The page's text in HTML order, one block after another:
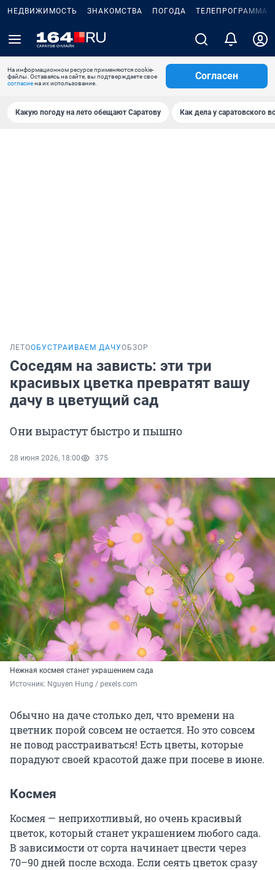
НЕДВИЖИМОСТЬ ЗНАКОМСТВА ПОГОДА ТЕЛЕПРОГРАММА
На информационном ресурсе применяются cookie-
файлы. Оставаясь на сайте, вы подтверждаете свое
согласиена их использование.
Согласен
Какую погоду на лето обещают Саратову Как дела у саратовского
ЛЕТООБУСТРАИВАЕМ ДАЧУОБЗОР
Соседям на зависть: эти три
красивых цветка превратят вашу
дачу в цветущий сад
Они вырастут быстро и пышно
28 июня 2026, 18:00 375
Нежная космея станет украшением сада
Источник: Nguyen Hung / pexels.com
Обычно на даче столько дел, что времени на
цветник порой совсем не остается. Но это совсем
не повод расстраиваться! Есть цветы, которые
порадуют своей красотой даже при посеве в июне.
Космея
Космея — неприхотливый, но очень красивый
цветок, который станет украшением любого сада.
В зависимости от сорта начинает цвести через
70–90 дней после всхода. Если сеять цветок сразу